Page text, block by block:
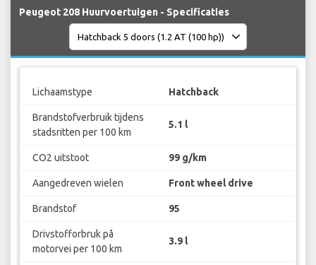
Peugeot 208 Huurvoertuigen - Specificaties
Lichaamstype Hatchback
Brandstofverbruik tijdens
stadsritten per 100 km
5.1 l
CO2 uitstoot 99 g/km
Aangedreven wielen Front wheel drive
Brandstof 95
Drivstofforbruk på
motorvei per 100 km
3.9 l